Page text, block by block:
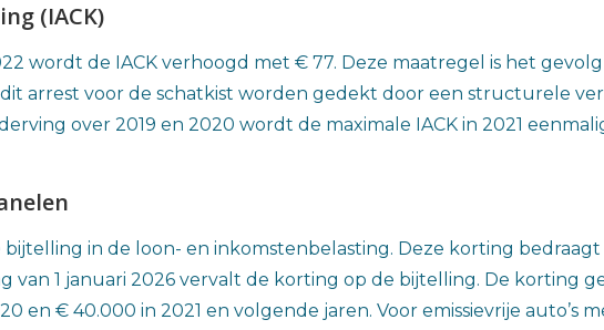
(IACK)
wordt de IACK verhoogd met € 77. Deze maatregel is het
arrest voor de schatkist worden gedekt door een structurele
over 2019 en 2020 wordt de maximale IACK in 2021
in de loon- en inkomstenbelasting. Deze korting bedraagt
van 1 januari 2026 vervalt de korting op de bijtelling. De korting
en € 40.000 in 2021 en volgende jaren. Voor emissievrije auto’s